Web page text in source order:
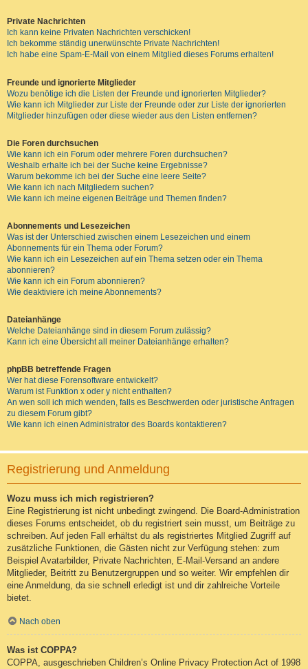
Private Nachrichten
Ich kann keine Privaten Nachrichten verschicken!
Ich bekomme ständig unerwünschte Private Nachrichten!
Ich habe eine Spam-E-Mail von einem Mitglied dieses Forums erhalten!
Freunde und ignorierte Mitglieder
Wozu benötige ich die Listen der Freunde und ignorierten Mitglieder?
Wie kann ich Mitglieder zur Liste der Freunde oder zur Liste der ignorierten
Mitglieder hinzufügen oder diese wieder aus den Listen entfernen?
Die Foren durchsuchen
Wie kann ich ein Forum oder mehrere Foren durchsuchen?
Weshalb erhalte ich bei der Suche keine Ergebnisse?
Warum bekomme ich bei der Suche eine leere Seite?
Wie kann ich nach Mitgliedern suchen?
Wie kann ich meine eigenen Beiträge und Themen finden?
Abonnements und Lesezeichen
Was ist der Unterschied zwischen einem Lesezeichen und einem
Abonnements für ein Thema oder Forum?
Wie kann ich ein Lesezeichen auf ein Thema setzen oder ein Thema
abonnieren?
Wie kann ich ein Forum abonnieren?
Wie deaktiviere ich meine Abonnements?
Dateianhänge
Welche Dateianhänge sind in diesem Forum zulässig?
Kann ich eine Übersicht all meiner Dateianhänge erhalten?
phpBB betreffende Fragen
Wer hat diese Forensoftware entwickelt?
Warum ist Funktion x oder y nicht enthalten?
An wen soll ich mich wenden, falls es Beschwerden oder juristische Anfragen
zu diesem Forum gibt?
Wie kann ich einen Administrator des Boards kontaktieren?
Registrierung und Anmeldung
Wozu muss ich mich registrieren?
Eine Registrierung ist nicht unbedingt zwingend. Die Board-Administration
dieses Forums entscheidet, ob du registriert sein musst, um Beiträge zu
schreiben. Auf jeden Fall erhältst du als registriertes Mitglied Zugriff auf
zusätzliche Funktionen, die Gästen nicht zur Verfügung stehen: zum
Beispiel Avatarbilder, Private Nachrichten, E-Mail-Versand an andere
Mitglieder, Beitritt zu Benutzergruppen und so weiter. Wir empfehlen dir
eine Anmeldung, da sie schnell erledigt ist und dir zahlreiche Vorteile
bietet.
Nach oben
Was ist COPPA?
COPPA, ausgeschrieben Children’s Online Privacy Protection Act of 1998